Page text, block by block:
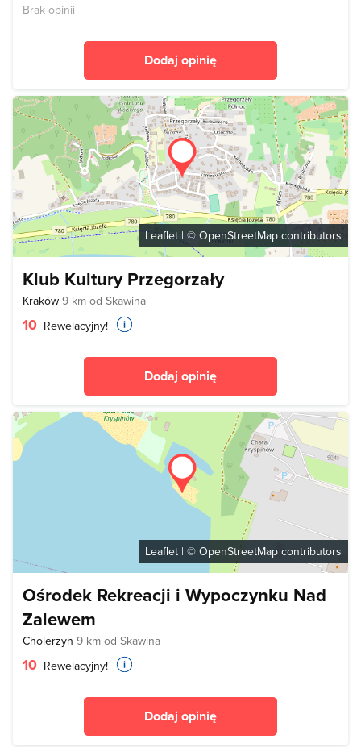
Brak opinii
Dodaj opinię
Leaflet | © OpenStreetMap contributors
Klub Kultury Przegorzały
Kraków 9 km od Skawina
10 Rewelacyjny!
Dodaj opinię
Leaflet | © OpenStreetMap contributors
Ośrodek Rekreacji i Wypoczynku Nad
Zalewem
Cholerzyn 9 km od Skawina
10 Rewelacyjny!
Dodaj opinię